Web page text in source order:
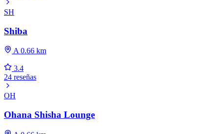
SH
Shiba
A 0.66 km
3.4
24 reseñas
OH
Ohana Shisha Lounge